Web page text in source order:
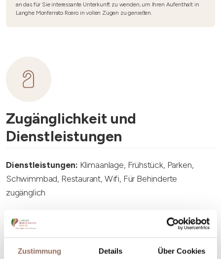
Zustimmung Details Über Cookies
an das für Sie interessante Unterkunft zu wenden, um Ihren Aufenthalt in
Langhe Monferrato Roero in vollen Zügen zu genießen.
Zugänglichkeit und
Dienstleistungen
Dienstleistungen: Klimaanlage, Frühstück, Parken,
Schwimmbad, Restaurant, Wifi, Für Behinderte
zugänglich